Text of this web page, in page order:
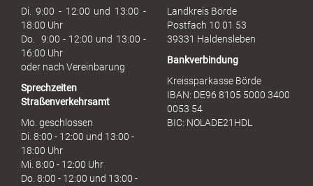
u
h
Di. 9:00 - 12:00 und 13:00 -
18:00 Uhr
Do. 9:00 - 12:00 und 13:00 -
16:00 Uhr
oder nach Vereinbarung
Sprechzeiten
Straßenverkehrsamt
Mo. geschlossen
Di. 8:00 - 12:00 und 13:00 -
18:00 Uhr
Mi. 8:00 - 12:00 Uhr
Do. 8:00 - 12:00 und 13:00 -
Landkreis Börde
Postfach 10 01 53
39331 Haldensleben
Bankverbindung
Kreissparkasse Börde
IBAN: DE96 8105 5000 3400
0053 54
BIC: NOLADE21HDL